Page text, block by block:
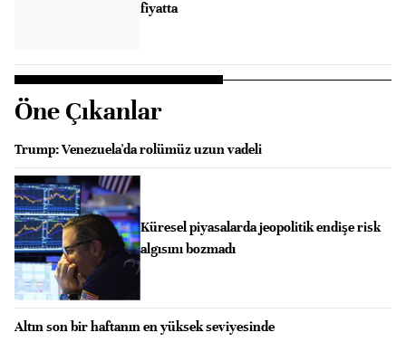
fiyatta
Öne Çıkanlar
Trump: Venezuela'da rolümüz uzun vadeli
Küresel piyasalarda jeopolitik endişe risk
algısını bozmadı
Altın son bir haftanın en yüksek seviyesinde